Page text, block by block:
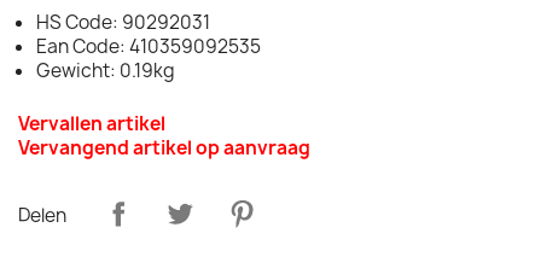
HS Code: 90292031
Ean Code: 410359092535
Gewicht: 0.19kg
Vervallen artikel
Vervangend artikel op aanvraag
Delen